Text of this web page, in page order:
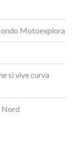
Motoexplora
si vive curva
Nord